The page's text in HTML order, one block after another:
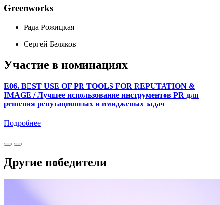
Greenworks
Рада Рожицкая
Сергей Беляков
Участие в номинациях
E06. BEST USE OF PR TOOLS FOR REPUTATION &
IMAGE / Лучшее использование инструментов PR для
решения репутационных и имиджевых задач
Подробнее
Другие победители